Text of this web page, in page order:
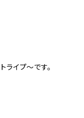
イプ〜です。